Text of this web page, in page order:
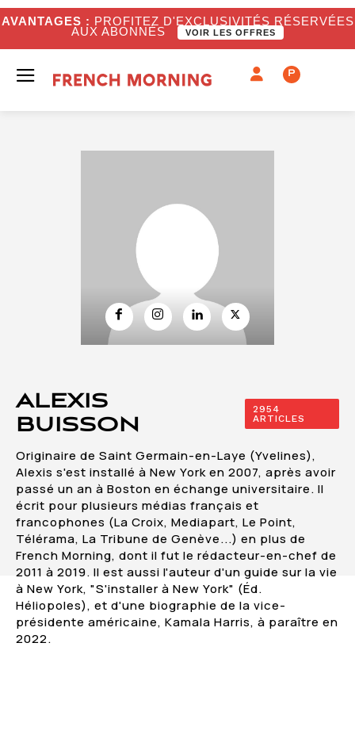
AVANTAGES : PROFITEZ D'EXCLUSIVITÉS RÉSERVÉES
AUX ABONNÉS VOIR LES OFFRES
P
ALEXIS
BUISSON
2954
ARTICLES
Originaire de Saint Germain-en-Laye (Yvelines),
Alexis s'est installé à New York en 2007, après avoir
passé un an à Boston en échange universitaire. Il
écrit pour plusieurs médias français et
francophones (La Croix, Mediapart, Le Point,
Télérama, La Tribune de Genève...) en plus de
French Morning, dont il fut le rédacteur-en-chef de
2011 à 2019. Il est aussi l'auteur d'un guide sur la vie
à New York, "S'installer à New York" (Éd.
Héliopoles), et d'une biographie de la vice-
présidente américaine, Kamala Harris, à paraître en
2022.